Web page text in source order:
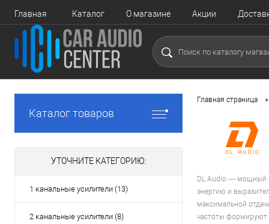
Главная Каталог О магазине Акции
Каталог товаров
УТОЧНИТЕ КАТЕГОРИЮ:
1 канальные усилители (13)
2 канальные усилители (8)
Главная страница •
DL Audio — мощный
энергию и
максимальной
частоты формируют